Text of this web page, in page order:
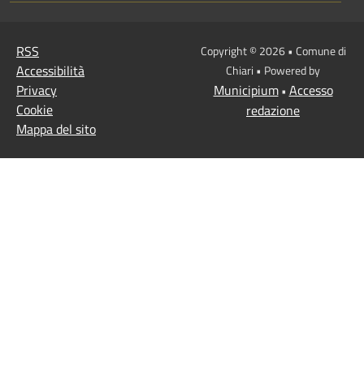
RSS
Accessibilità
Privacy
Cookie
Mappa del sito
Copyright © 2026 • Comune di
Chiari • Powered by
Municipium• Accesso
redazione